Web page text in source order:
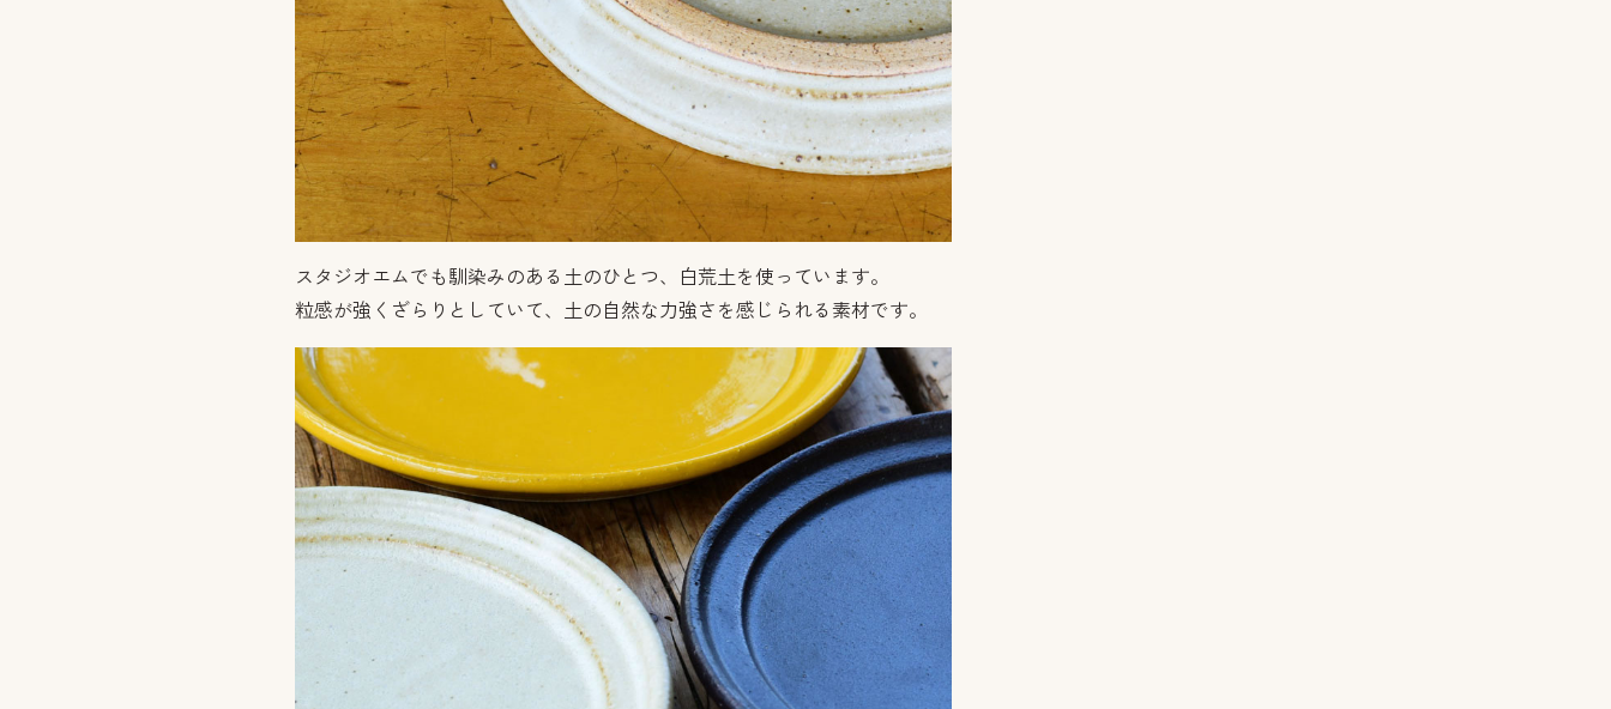
スタジオエムでも馴染みのある土のひとつ、白荒土を使っています。
粒感が強くざらりとしていて、土の自然な力強さを感じられる素材です。